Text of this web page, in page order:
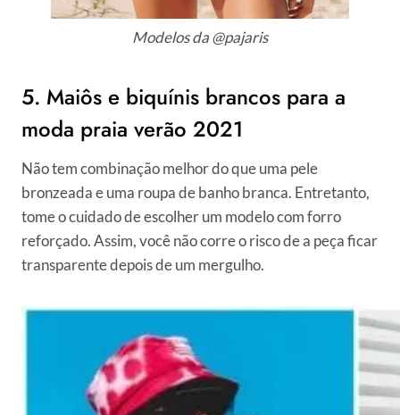
Modelos da @pajaris
5. Maiôs e biquínis brancos para a
moda praia verão 2021
Não tem combinação melhor do que uma pele
bronzeada e uma roupa de banho branca. Entretanto,
tome o cuidado de escolher um modelo com forro
reforçado. Assim, você não corre o risco de a peça ficar
transparente depois de um mergulho.